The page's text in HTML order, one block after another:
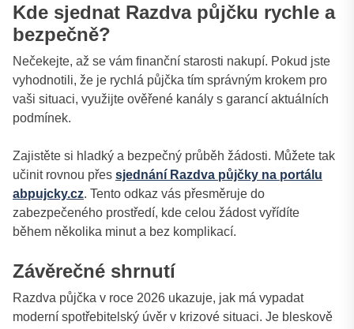
Kde sjednat Razdva půjčku rychle a
bezpečně?
Nečekejte, až se vám finanční starosti nakupí. Pokud jste
vyhodnotili, že je rychlá půjčka tím správným krokem pro
vaši situaci, využijte ověřené kanály s garancí aktuálních
podmínek.
Zajistěte si hladký a bezpečný průběh žádosti. Můžete tak
učinit rovnou přes sjednání Razdva půjčky na portálu
abpujcky.cz. Tento odkaz vás přesměruje do
zabezpečeného prostředí, kde celou žádost vyřídíte
během několika minut a bez komplikací.
Závěrečné shrnutí
Razdva půjčka v roce 2026 ukazuje, jak má vypadat
moderní spotřebitelský úvěr v krizové situaci. Je bleskově